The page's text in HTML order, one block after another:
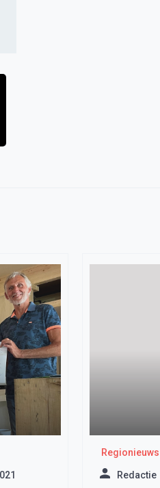
Regionieuws
Redactie